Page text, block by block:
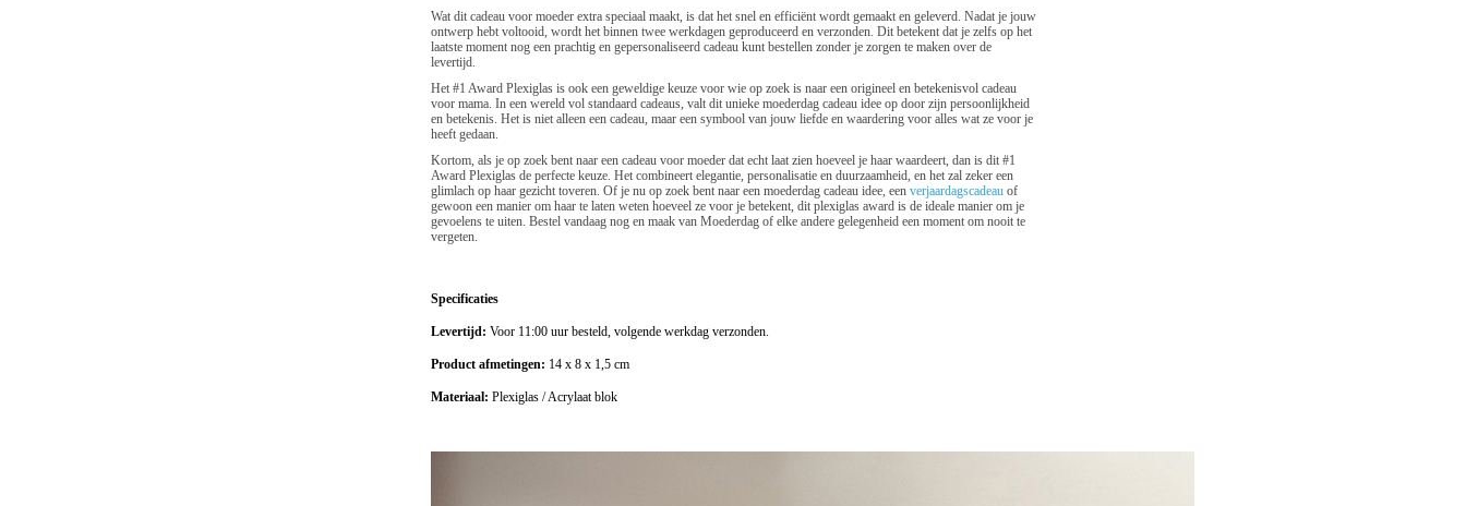
Wat dit cadeau voor moeder extra speciaal maakt, is dat het snel en efficiënt wordt gemaakt en geleverd. Nadat je jouw
ontwerp hebt voltooid, wordt het binnen twee werkdagen geproduceerd en verzonden. Dit betekent dat je zelfs op het
laatste moment nog een prachtig en gepersonaliseerd cadeau kunt bestellen zonder je zorgen te maken over de
levertijd.
Het #1 Award Plexiglas is ook een geweldige keuze voor wie op zoek is naar een origineel en betekenisvol cadeau
voor mama. In een wereld vol standaard cadeaus, valt dit unieke moederdag cadeau idee op door zijn persoonlijkheid
en betekenis. Het is niet alleen een cadeau, maar een symbool van jouw liefde en waardering voor alles wat ze voor je
heeft gedaan.
Kortom, als je op zoek bent naar een cadeau voor moeder dat echt laat zien hoeveel je haar waardeert, dan is dit #1
Award Plexiglas de perfecte keuze. Het combineert elegantie, personalisatie en duurzaamheid, en het zal zeker een
glimlach op haar gezicht toveren. Of je nu op zoek bent naar een moederdag cadeau idee, een verjaardagscadeau of
gewoon een manier om haar te laten weten hoeveel ze voor je betekent, dit plexiglas award is de ideale manier om je
gevoelens te uiten. Bestel vandaag nog en maak van Moederdag of elke andere gelegenheid een moment om nooit te
vergeten.
Specificaties
Levertijd: Voor 11:00 uur besteld, volgende werkdag verzonden.
Product afmetingen: 14 x 8 x 1,5 cm
Materiaal: Plexiglas / Acrylaat blok